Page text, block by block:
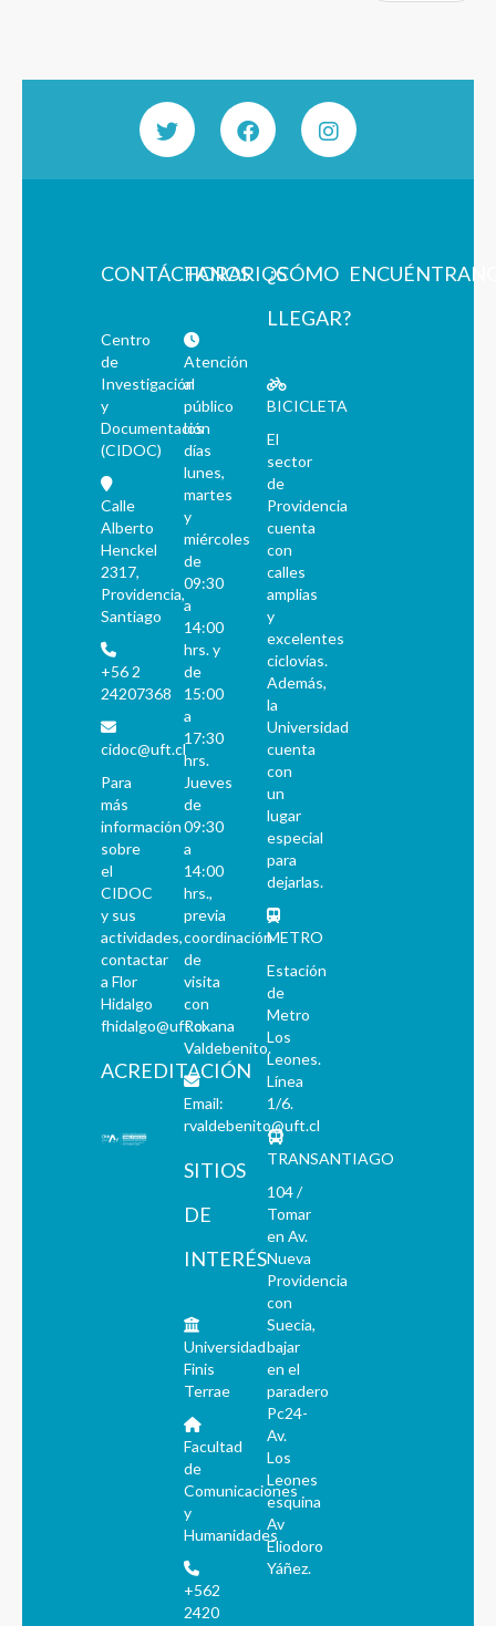
CONTÁCTANOS
Centro
de
Investigación
y
Documentación
(CIDOC)
Calle
Alberto
Henckel
2317,
Providencia,
Santiago
+56 2
24207368
cidoc@uft.cl
Para
más
información
sobre
el
CIDOC
y sus
actividades,
contactar
a Flor
Hidalgo
fhidalgo@uft.cl
ACREDITACIÓN
HORARIOS
Atención
al
público
los
días
lunes,
martes
y
miércoles
de
09:30
a
14:00
hrs. y
de
15:00
a
17:30
hrs.
Jueves
de
09:30
a
14:00
hrs.,
previa
coordinación
de
visita
con
Roxana
Valdebenito.
Email:
rvaldebenito@uft.cl
SITIOS
DE
INTERÉS
Universidad
Finis
Terrae
Facultad
de
Comunicaciones
y
Humanidades
+562
2420
¿CÓMO
LLEGAR?
BICICLETA
El
sector
de
Providencia
cuenta
con
calles
amplias
y
excelentes
ciclovías.
Además,
la
Universidad
cuenta
con
un
lugar
especial
para
dejarlas.
METRO
Estación
de
Metro
Los
Leones.
Línea
1/6.
TRANSANTIAGO
104 /
Tomar
en Av.
Nueva
Providencia
con
Suecia,
bajar
en el
paradero
Pc24-
Av.
Los
Leones
esquina
Av
Eliodoro
Yáñez.